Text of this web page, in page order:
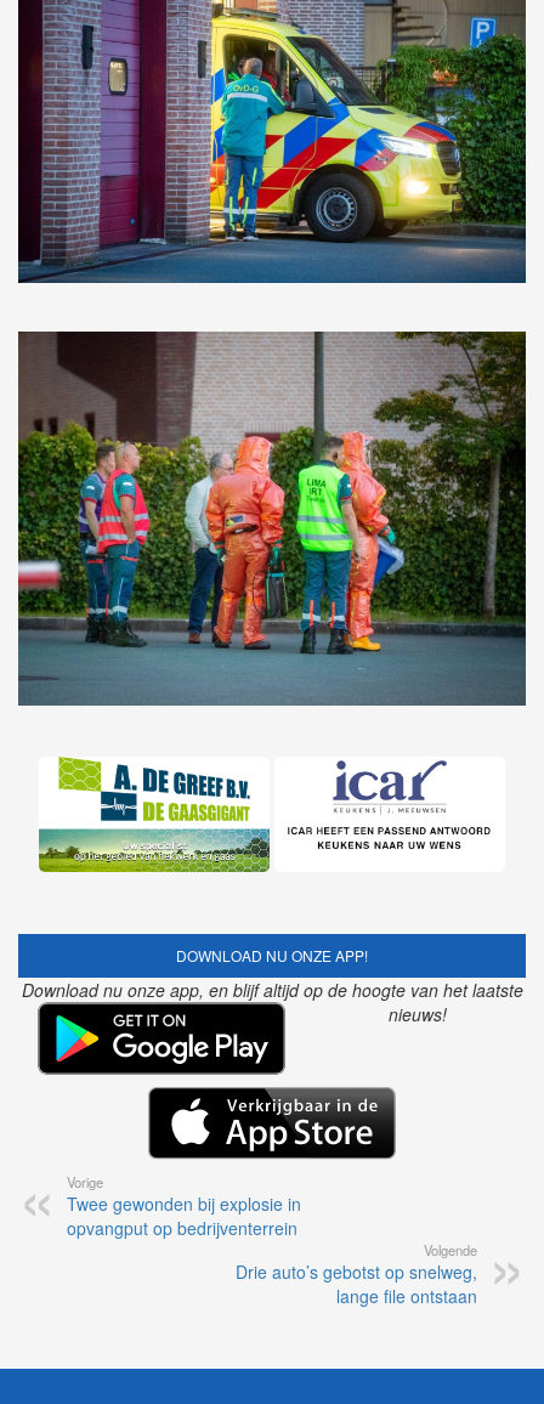
DOWNLOAD NU ONZE APP!
Download nu onze app, en blijf altijd op de hoogte van het laatste
nieuws!
Vorige
Twee gewonden bij explosie in
opvangput op bedrijventerrein
Volgende
Drie auto’s gebotst op snelweg,
lange file ontstaan